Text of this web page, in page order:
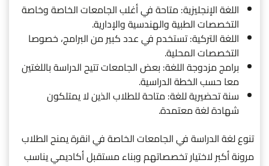
اللغة الإنجليزية: متاحة في أغلب الجامعات الخاصة وخاصة
التخصصات الطبية والهندسية والإدارية.
اللغة التركية: تستخدم في عدد كبير من البرامج، خصوصا
التخصصات المحلية.
برامج مزدوجة اللغة: بعض الجامعات تتيح الدراسة باللغتين
معا حسب الخطة الدراسية.
سنة تحضيرية للغة: متاحة للطلاب الذين لا يمتلكون
شهادة لغة معتمدة.
تنوع لغة الدراسة في الجامعات الخاصة في انقرة يمنح الطلاب
مرونة أكبر لاختيار تخصصاتهم وبناء مستقبل أكاديمي يناسب